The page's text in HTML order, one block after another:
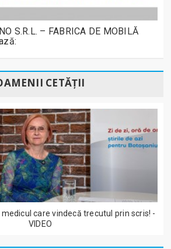
S.R.L. – FABRICA DE MOBILĂ
CETĂȚII
care vindecă trecutul prin scris! -
VIDEO